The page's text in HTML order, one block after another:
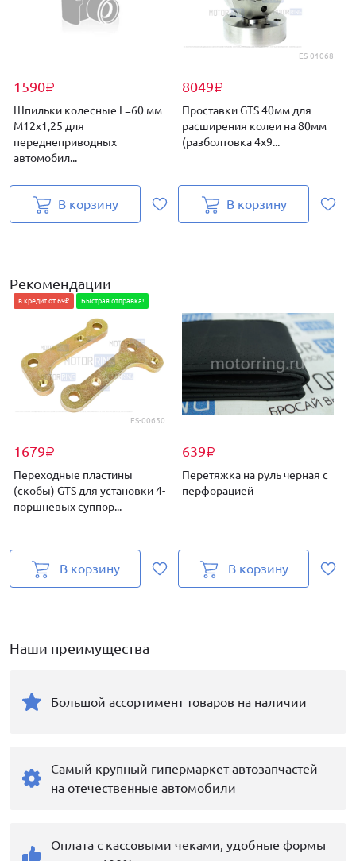
1590₽
Шпильки колесные L=60 мм
М12х1,25 для
переднеприводных
автомобил...
В корзину
ES-01068
8049₽
Проставки GTS 40мм для
расширения колеи на 80мм
(разболтовка 4х9...
В корзину
Рекомендации
ES-00650
1679₽
в кредит от 69₽ Быстрая отправка!
Переходные пластины
(скобы) GTS для установки 4-
поршневых суппор...
В корзину
639₽
Перетяжка на руль черная с
перфорацией
В корзину
Наши преимущества
Большой ассортимент товаров на наличии
Самый крупный гипермаркет автозапчастей
на отечественные автомобили
Оплата с кассовыми чеками, удобные формы